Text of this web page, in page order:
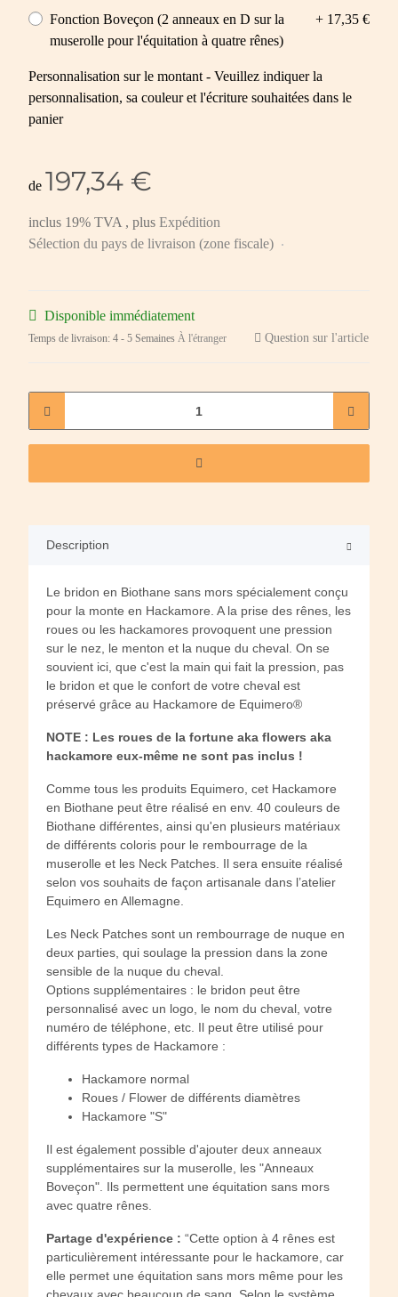
Fonction Boveçon (2 anneaux en D sur la
muserolle pour l'équitation à quatre rênes)
+ 17,35 €
Personnalisation sur le montant - Veuillez indiquer la
personnalisation, sa couleur et l'écriture souhaitées dans le
panier
de 197,34 €
inclus 19% TVA , plus Expédition
Sélection du pays de livraison (zone fiscale)
Disponible immédiatement
Temps de livraison: 4 - 5 Semaines À l'étranger Question sur l'article
Description
Le bridon en Biothane sans mors spécialement conçu
pour la monte en Hackamore. A la prise des rênes, les
roues ou les hackamores provoquent une pression
sur le nez, le menton et la nuque du cheval. On se
souvient ici, que c'est la main qui fait la pression, pas
le bridon et que le confort de votre cheval est
préservé grâce au Hackamore de Equimero®
NOTE : Les roues de la fortune aka flowers aka
hackamore eux-même ne sont pas inclus !
Comme tous les produits Equimero, cet Hackamore
en Biothane peut être réalisé en env. 40 couleurs de
Biothane différentes, ainsi qu'en plusieurs matériaux
de différents coloris pour le rembourrage de la
muserolle et les Neck Patches. Il sera ensuite réalisé
selon vos souhaits de façon artisanale dans l’atelier
Equimero en Allemagne.
Les Neck Patches sont un rembourrage de nuque en
deux parties, qui soulage la pression dans la zone
sensible de la nuque du cheval.
Options supplémentaires : le bridon peut être
personnalisé avec un logo, le nom du cheval, votre
numéro de téléphone, etc. Il peut être utilisé pour
différents types de Hackamore :
Hackamore normal
Roues / Flower de différents diamètres
Hackamore "S"
Il est également possible d'ajouter deux anneaux
supplémentaires sur la muserolle, les "Anneaux
Boveçon". Ils permettent une équitation sans mors
avec quatre rênes.
Partage d'expérience : “Cette option à 4 rênes est
particulièrement intéressante pour le hackamore, car
elle permet une équitation sans mors même pour les